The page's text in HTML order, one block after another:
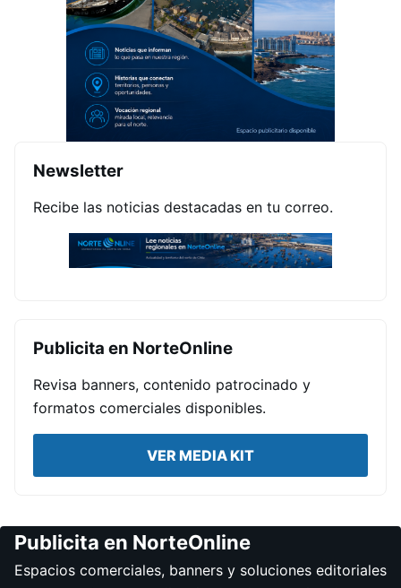
Newsletter
Recibe las noticias destacadas en tu correo.
Publicita en NorteOnline
Revisa banners, contenido patrocinado y
formatos comerciales disponibles.
VER MEDIA KIT
Publicita en NorteOnline
Espacios comerciales, banners y soluciones editoriales